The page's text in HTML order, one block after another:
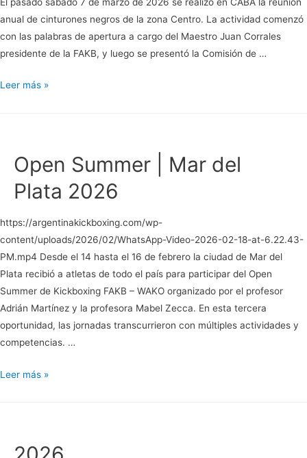
anual de cinturones negros de la zona Centro. La actividad comenzó
con las palabras de apertura a cargo del Maestro Juan Corrales
presidente de la FAKB, y luego se presentó la Comisión de …
FEDERACIÓN
Leer más »
Open Summer | Mar del
Plata 2026
https://argentinakickboxing.com/wp-
content/uploads/2026/02/WhatsApp-Video-2026-02-18-at-6.22.43-
PM.mp4 Desde el 14 hasta el 16 de febrero la ciudad de Mar del
Plata recibió a atletas de todo el país para participar del Open
Summer de Kickboxing FAKB – WAKO organizado por el profesor
Adrián Martínez y la profesora Mabel Zecca. En esta tercera
oportunidad, las jornadas transcurrieron con múltiples actividades y
competencias. …
Open
Leer más »